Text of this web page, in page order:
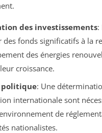
des investissements:
des fonds significatifs à la
des énergies
croissance.
politique: Une
internationale sont
de
nationalistes.